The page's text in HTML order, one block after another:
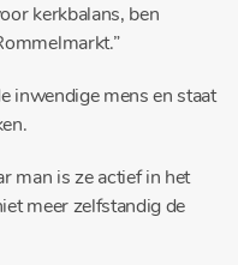
kerkbalans, ben
inwendige mens en staat
man is ze actief in het
meer zelfstandig de